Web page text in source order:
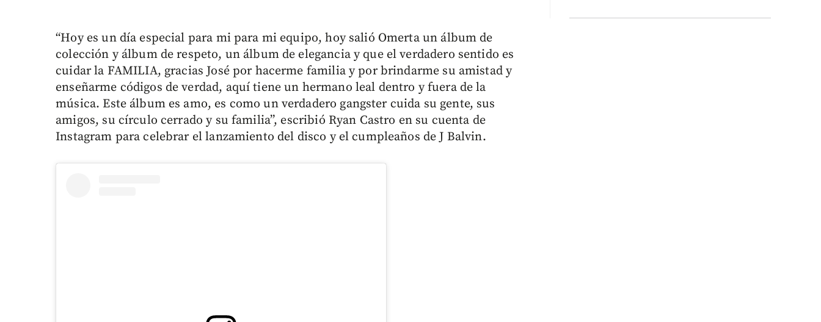
“Hoy es un día especial para mi para mi equipo, hoy salió Omerta un álbum de
colección y álbum de respeto, un álbum de elegancia y que el verdadero sentido es
cuidar la FAMILIA, gracias José por hacerme familia y por brindarme su amistad y
enseñarme códigos de verdad, aquí tiene un hermano leal dentro y fuera de la
música. Este álbum es amo, es como un verdadero gangster cuida su gente, sus
amigos, su círculo cerrado y su familia”, escribió Ryan Castro en su cuenta de
Instagram para celebrar el lanzamiento del disco y el cumpleaños de J Balvin.